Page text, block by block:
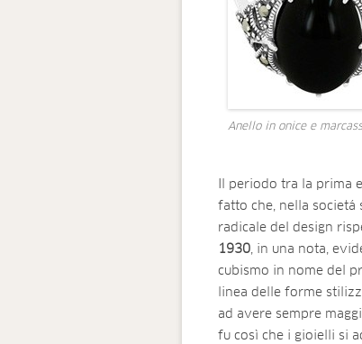
Anello in onice e
Il periodo tra la prima
fatto che, nella societá
radicale del design
1930, in una nota,
cubismo in nome del
linea delle forme
ad avere sempre
fu così che i gioielli si